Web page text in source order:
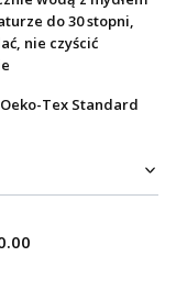
do 30 stopni,
nie czyścić
Tex Standard